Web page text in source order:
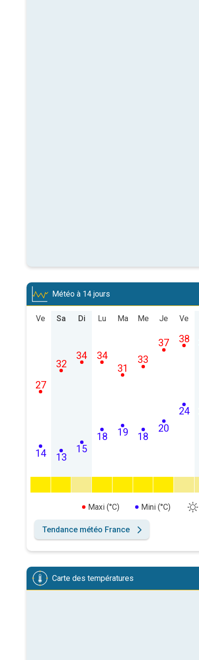
Météo à 14 jours
Ve
14
27
Sa
13
32
Di
15
34
Lu
18
34
Ma
19
31
Me
18
33
Je
20
37
Ve
24
38
Maxi (°C) Mini (°C)
Tendance météo France
Carte des températures